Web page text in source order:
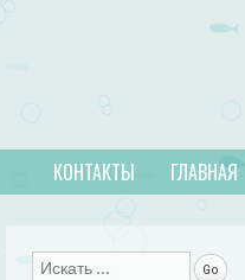
ГЛАВНАЯ
КОНТАКТЫ
Поиск